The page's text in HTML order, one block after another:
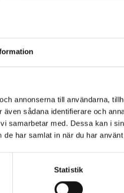
annonserna till användarna,
sådana identifierare och
samarbetar med. Dessa kan i
har samlat in när du har
Statistik